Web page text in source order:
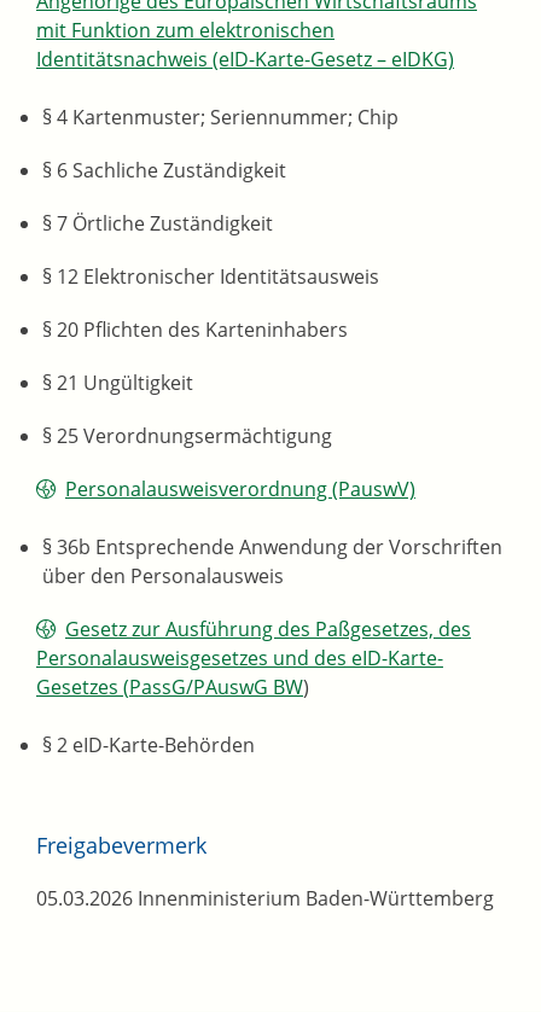
mit Funktion zum elektronischen
Identitätsnachweis (eID-Karte-Gesetz – eIDKG)
§ 4 Kartenmuster; Seriennummer; Chip
§ 6 Sachliche Zuständigkeit
§ 7 Örtliche Zuständigkeit
§ 12 Elektronischer Identitätsausweis
§ 20 Pflichten des Karteninhabers
§ 21 Ungültigkeit
§ 25 Verordnungsermächtigung
Personalausweisverordnung (PauswV)
§ 36b Entsprechende Anwendung der Vorschriften
über den Personalausweis
Gesetz zur Ausführung des Paßgesetzes, des
Personalausweisgesetzes und des eID-Karte-
Gesetzes (PassG/PAuswG BW)
§ 2 eID-Karte-Behörden
Freigabevermerk
05.03.2026 Innenministerium Baden-Württemberg